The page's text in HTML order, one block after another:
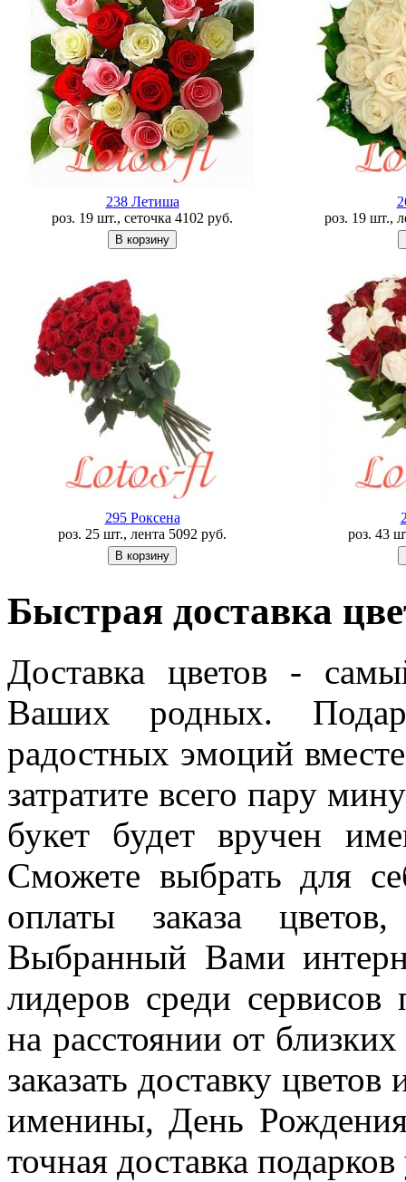
238 Летишa
роз. 19 шт., сеточка 4102 руб.
роз. 19 шт.,
295 Роксена
роз. 25 шт., лента 5092 руб.
роз. 43
Быстрая доставка
Доставка цветов -
Ваших родных.
радостных эмоций
затратите всего пару
букет будет вручен
Сможете выбрать для
оплаты заказа
Выбранный Вами
лидеров среди сервисов
на расстоянии от
заказать доставку
именины, День
точная доставка